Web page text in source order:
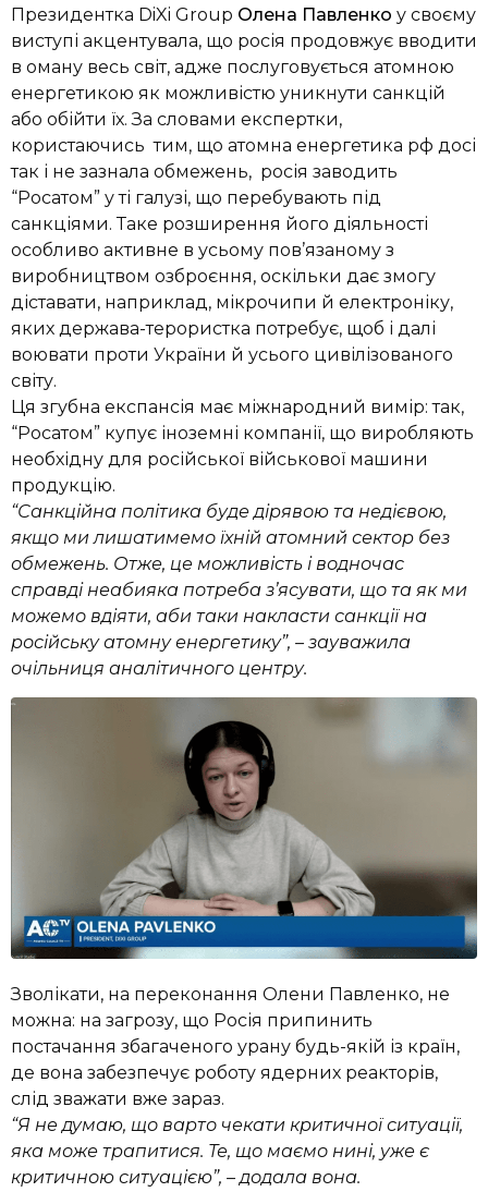
Президентка DiXi Group Олена Павленко у своєму
виступі акцентувала, що росія продовжує вводити
в оману весь світ, адже послуговується атомною
енергетикою як можливістю уникнути санкцій
або обійти їх. За словами експертки,
користаючись тим, що атомна енергетика рф досі
так і не зазнала обмежень, росія заводить
“Росатом” у ті галузі, що перебувають під
санкціями.Таке розширення його діяльності
особливо активне в усьому пов’язаному з
виробництвом озброєння, оскільки дає змогу
діставати, наприклад, мікрочипи й електроніку,
яких держава-терористка потребує, щоб і далі
воювати проти України й усього цивілізованого
світу.
Ця згубна експансія має міжнародний вимір: так,
“Росатом” купує іноземні компанії, що виробляють
необхідну для російської військової машини
продукцію.
“Санкційна політика буде дірявою та недієвою,
якщо ми лишатимемо їхній атомний сектор без
обмежень. Отже, це можливість і водночас
справді неабияка потреба з’ясувати, що та як ми
можемо вдіяти, аби таки накласти санкції на
російську атомну енергетику”, – зауважила
очільниця аналітичного центру.
Зволікати, на переконання Олени Павленко, не
можна: на загрозу, що Росія припинить
постачання збагаченого урану будь-якій із країн,
де вона забезпечує роботу ядерних реакторів,
слід зважати вже зараз.
“Я не думаю, що варто чекати критичної ситуації,
яка може трапитися. Те, що маємо нині, уже є
критичною ситуацією”, – додала вона.